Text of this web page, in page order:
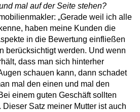
mal auf der Seite stehen?
„Gerade weil ich alle
haben meine Kunden die
in die Bewertung einfließen
berücksichtigt werden. Und wenn
dass man sich hinterher
schauen kann, dann schadet
mal den einen und mal den
einem guten Geschäft sollten
Dieser Satz meiner Mutter ist auch